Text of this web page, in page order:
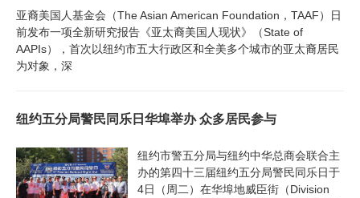
亚裔美国人基金会（The Asian American Foundation，TAAF）日
前发布一项全新研究报告《亚太裔美国人现状》（State of
AAPIs），首次以纽约市五大行政区和全美多个城市的亚太裔居民
为对象，深
纽约五分局警民同乐日华埠举办 众多居民参与
纽约市警五分局与纽约中华总商会联合主
办的第四十三届纽约五分局警民同乐日于
4日（周二）在华埠地威臣街（Division